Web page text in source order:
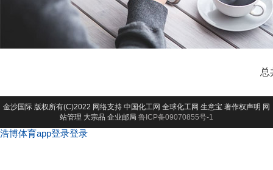
总
金沙国际 版权所有(C)2022 网络支持 中国化工网 全球化工网 生意宝 著作权声明 网
站管理 大宗品 企业邮局 鲁ICP备09070855号-1
浩博体育app登录登录